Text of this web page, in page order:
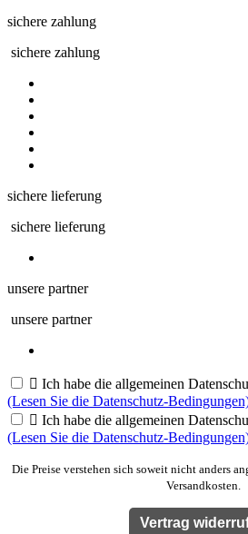
sichere zahlung
sichere zahlung
sichere lieferung
sichere lieferung
unsere partner
unsere partner
 Ich habe die allgemeinen
(Lesen Sie die Datenschutz-
 Ich habe die allgemeinen
(Lesen Sie die Datenschutz-
Die Preise verstehen sich soweit nicht anders
Versandkosten.
Vertrag